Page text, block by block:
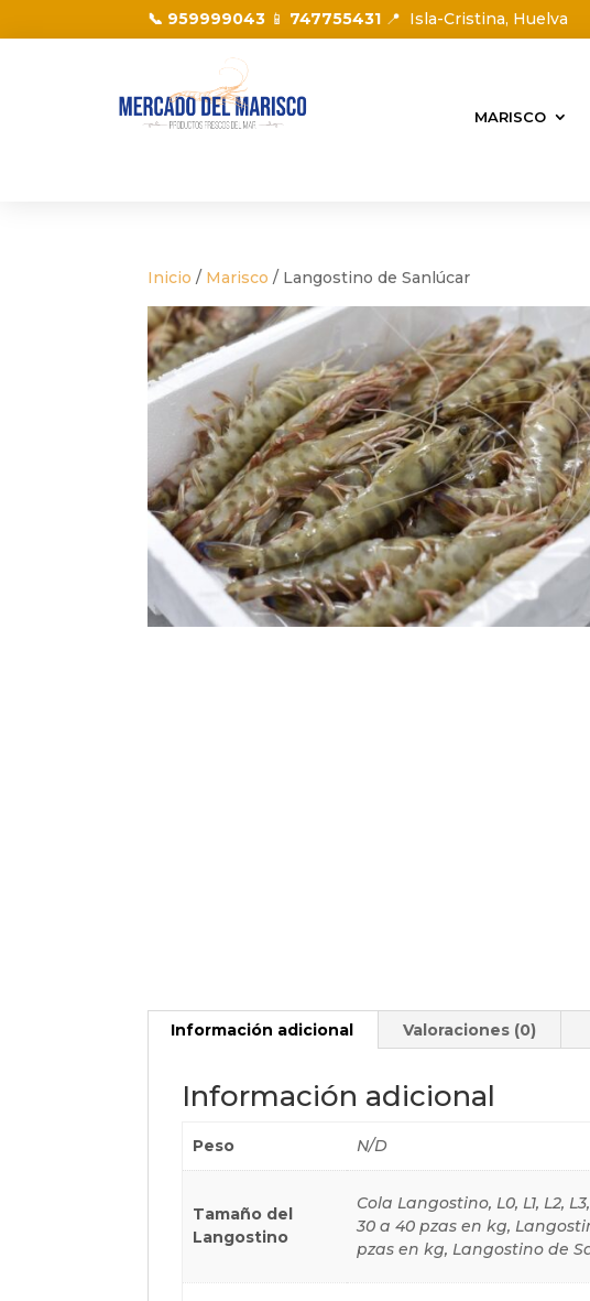
📞 959999043 📱 747755431 📍 Isla-Cristina, Huelva
MARISCO
Inicio / Marisco / Langostino de Sanlúcar
Información adicional Valoraciones (0)
Información adicional
Peso N/D
Tamaño del
Langostino
Cola Langostino, L0, L1, L2,
30 a 40 pzas en kg,
pzas en kg, Langostino de